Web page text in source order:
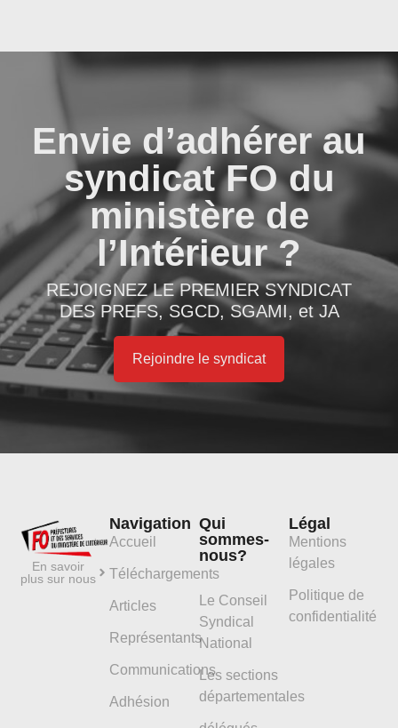
Envie d’adhérer au
syndicat FO du
ministère de
l’Intérieur ?
REJOIGNEZ LE PREMIER SYNDICAT
DES PREFS, SGCD, SGAMI, et JA
Rejoindre le syndicat
En savoir
plus sur nous
Navigation
Accueil
Téléchargements
Articles
Représentants
Communications
Adhésion
Qui
sommes-
nous?
Le Conseil
Syndical
National
Les sections
départementales
Légal
Mentions
légales
Politique de
confidentialité